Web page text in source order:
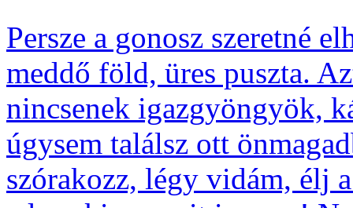
Persze a gonosz szeretné
meddő föld, üres puszta.
nincsenek igazgyöngyök,
úgysem találsz ott
szórakozz, légy vidám, élj